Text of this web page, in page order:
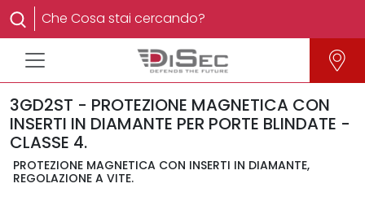
3GD2ST - PROTEZIONE MAGNETICA CON
INSERTI IN DIAMANTE PER PORTE BLINDATE -
CLASSE 4.
PROTEZIONE MAGNETICA CON INSERTI IN DIAMANTE,
REGOLAZIONE A VITE.